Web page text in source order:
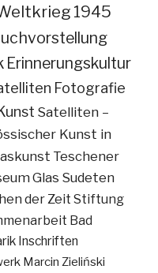
1945
Erinnerungskultur
Fotografie
Satelliten –
Kunst in
Teschener
Glas Sudeten
der ZeitStiftung
Bad
Inschriften
Marcin Zieliński